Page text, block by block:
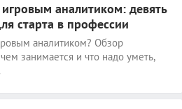
игровым аналитиком: девять
старта в профессии
аналитиком? Обзор
занимается и что надо уметь,